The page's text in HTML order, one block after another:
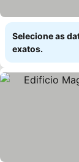
Selecione as
exatos.